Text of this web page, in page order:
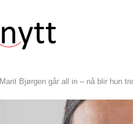
Marit Bjørgen går all in – nå blir hun